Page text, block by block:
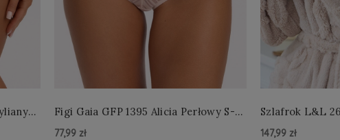
Figi Gaia GFP 1395 Alicia Perłowy S-
77,99 zł
Szlafrok L&L
147,99 zł